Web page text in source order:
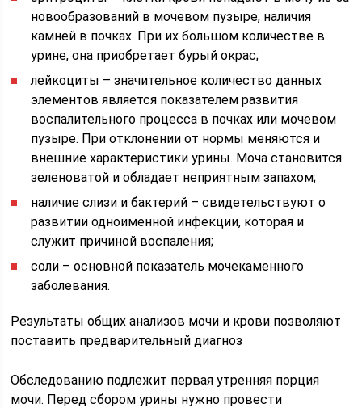
новообразований в мочевом пузыре, наличия
камней в почках. При их большом количестве в
урине, она приобретает бурый окрас;
лейкоциты – значительное количество данных
элементов является показателем развития
воспалительного процесса в почках или мочевом
пузыре. При отклонении от нормы меняются и
внешние характеристики урины. Моча становится
зеленоватой и обладает неприятным запахом;
наличие слизи и бактерий – свидетельствуют о
развитии одноименной инфекции, которая и
служит причиной воспаления;
соли – основной показатель мочекаменного
заболевания.
Результаты общих анализов мочи и крови позволяют
поставить предварительный диагноз
Обследованию подлежит первая утренняя порция
мочи. Перед сбором урины нужно провести